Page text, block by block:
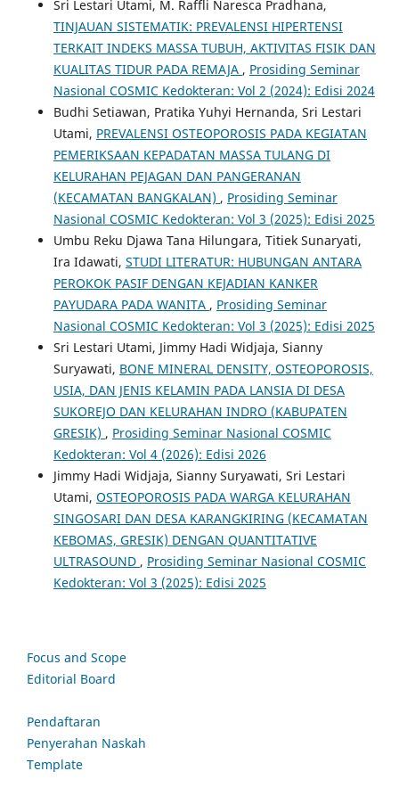
Sri Lestari Utami, M. Raffli Naresca Pradhana,
TINJAUAN SISTEMATIK: PREVALENSI HIPERTENSI
TERKAIT INDEKS MASSA TUBUH, AKTIVITAS FISIK DAN
KUALITAS TIDUR PADA REMAJA , Prosiding Seminar
Nasional COSMIC Kedokteran: Vol 2 (2024): Edisi 2024
Budhi Setiawan, Pratika Yuhyi Hernanda, Sri Lestari
Utami, PREVALENSI OSTEOPOROSIS PADA KEGIATAN
PEMERIKSAAN KEPADATAN MASSA TULANG DI
KELURAHAN PEJAGAN DAN PANGERANAN
(KECAMATAN BANGKALAN) , Prosiding Seminar
Nasional COSMIC Kedokteran: Vol 3 (2025): Edisi 2025
Umbu Reku Djawa Tana Hilungara, Titiek Sunaryati,
Ira Idawati, STUDI LITERATUR: HUBUNGAN ANTARA
PEROKOK PASIF DENGAN KEJADIAN KANKER
PAYUDARA PADA WANITA , Prosiding Seminar
Nasional COSMIC Kedokteran: Vol 3 (2025): Edisi 2025
Sri Lestari Utami, Jimmy Hadi Widjaja, Sianny
Suryawati, BONE MINERAL DENSITY, OSTEOPOROSIS,
USIA, DAN JENIS KELAMIN PADA LANSIA DI DESA
SUKOREJO DAN KELURAHAN INDRO (KABUPATEN
GRESIK) , Prosiding Seminar Nasional COSMIC
Kedokteran: Vol 4 (2026): Edisi 2026
Jimmy Hadi Widjaja, Sianny Suryawati, Sri Lestari
Utami, OSTEOPOROSIS PADA WARGA KELURAHAN
SINGOSARI DAN DESA KARANGKIRING (KECAMATAN
KEBOMAS, GRESIK) DENGAN QUANTITATIVE
ULTRASOUND , Prosiding Seminar Nasional COSMIC
Kedokteran: Vol 3 (2025): Edisi 2025
Focus and Scope
Editorial Board
Pendaftaran
Penyerahan Naskah
Template